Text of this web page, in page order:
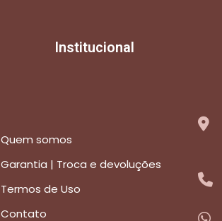
Institucional
Quem somos
Garantia | Troca e devoluções
Termos de Uso
Contato